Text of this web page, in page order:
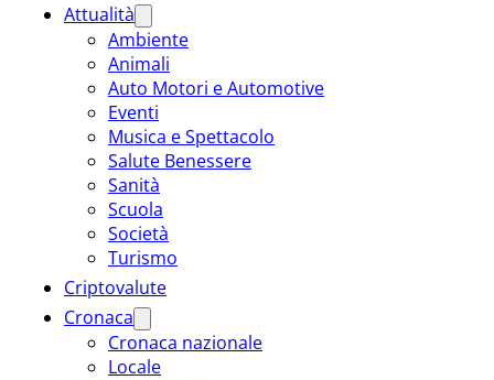
Attualità
Ambiente
Animali
Auto Motori e Automotive
Eventi
Musica e Spettacolo
Salute Benessere
Sanità
Scuola
Società
Turismo
Criptovalute
Cronaca
Cronaca nazionale
Locale